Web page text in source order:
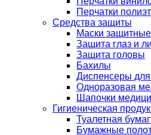
Перчатки
Средства защиты
Маски защитные
Защита глаз и
Защита головы
Бахилы
Диспенсеры
Одноразовая
Шапочки
Гигиеническая
Туалетная
Бумажные